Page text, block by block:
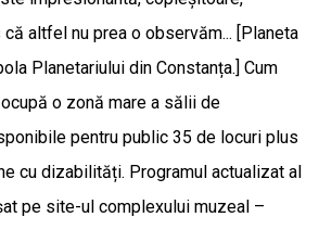
altfel nu prea o observăm... [Planeta
Planetariului din Constanța.] Cum
o zonă mare a sălii de
pentru public 35 de locuri plus
cu dizabilități. Programul actualizat al
pe site-ul complexului muzeal –